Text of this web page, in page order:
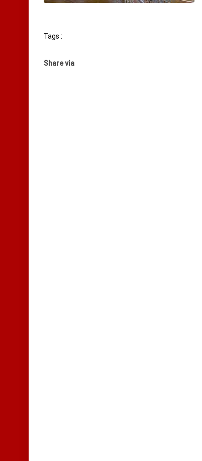
Tags :
Share via